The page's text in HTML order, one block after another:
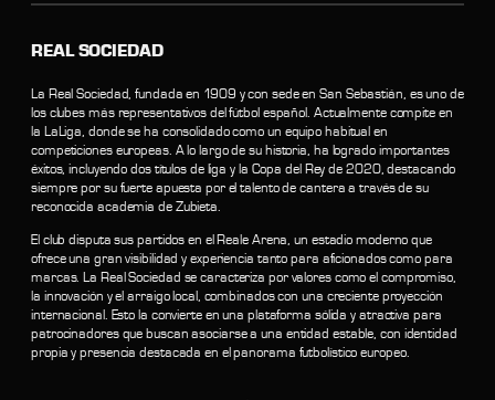
REAL SOCIEDAD
La Real Sociedad, fundada en 1909 y con sede en San Sebastián, es uno de
los clubes más representativos del fútbol español. Actualmente compite en
la LaLiga, donde se ha consolidado como un equipo habitual en
competiciones europeas. A lo largo de su historia, ha logrado importantes
éxitos, incluyendo dos títulos de liga y la Copa del Rey de 2020, destacando
siempre por su fuerte apuesta por el talento de cantera a través de su
reconocida academia de Zubieta.
El club disputa sus partidos en el Reale Arena, un estadio moderno que
ofrece una gran visibilidad y experiencia tanto para aficionados como para
marcas. La Real Sociedad se caracteriza por valores como el compromiso,
la innovación y el arraigo local, combinados con una creciente proyección
internacional. Esto la convierte en una plataforma sólida y atractiva para
patrocinadores que buscan asociarse a una entidad estable, con identidad
propia y presencia destacada en el panorama futbolístico europeo.